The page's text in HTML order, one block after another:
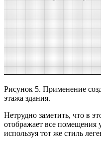
Рисунок 5. Применение
этажа здания.
Нетрудно заметить, что в
отображает все помещения
используя тот же стиль